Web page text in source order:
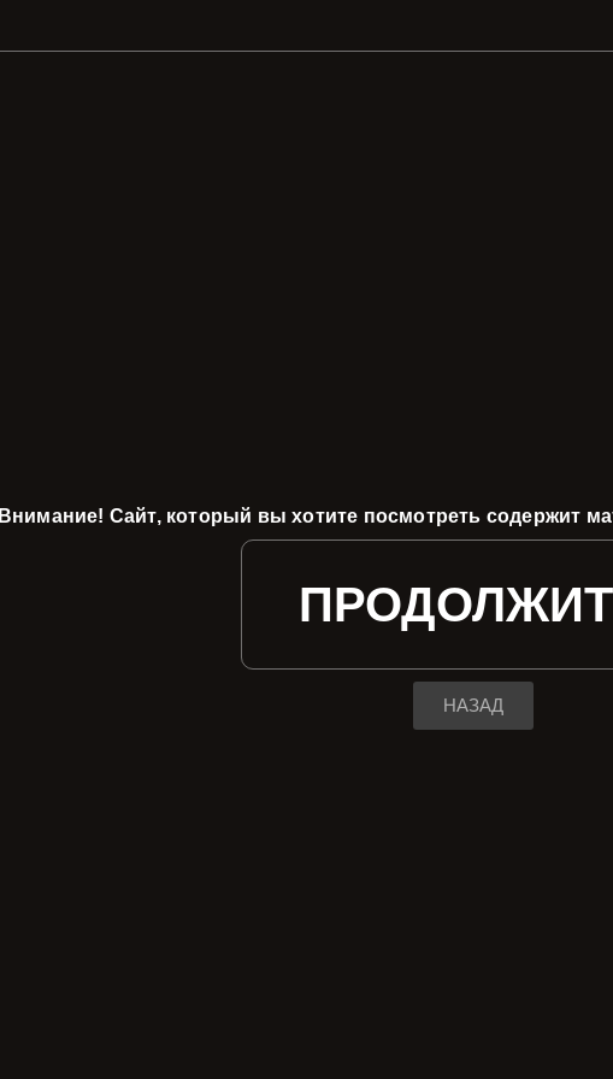
Внимание! Сайт, который вы хотите посмотреть содержит
НАЗАД